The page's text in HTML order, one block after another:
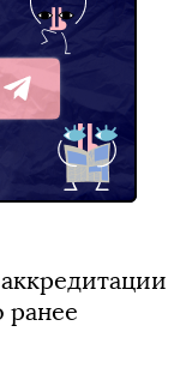
ранее